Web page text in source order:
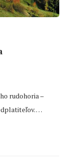
rudohoria –
…